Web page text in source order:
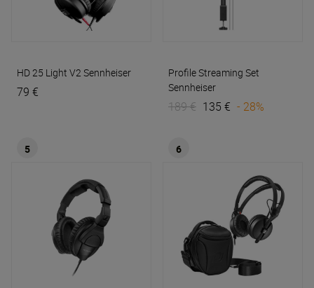
HD 25 Light V2 Sennheiser
79 €
Profile Streaming Set
Sennheiser
189 € 135 € - 28%
5 6